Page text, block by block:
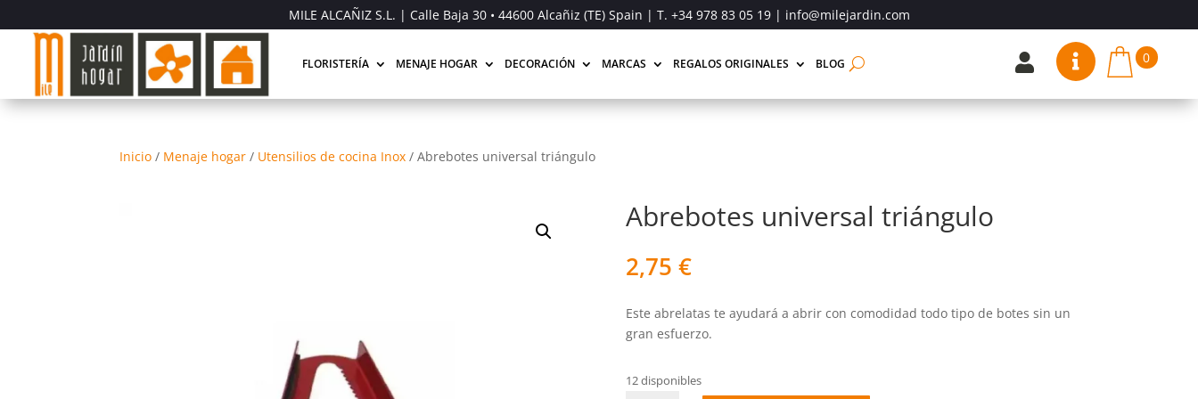
MILE ALCAÑIZ S.L. | Calle Baja 30 • 44600 Alcañiz (TE) Spain | T. +34 978 83 05 19| info@milejardin.com
FLORISTERÍA MENAJE HOGAR DECORACIÓN MARCAS REGALOS ORIGINALES BLOG   0
Inicio / Menaje hogar / Utensilios de cocina Inox /Abrebotes universal triángulo
Abrebotes universal triángulo
2,75 €
Este abrelatas te ayudará a abrir con comodidad todo tipo de botes sin un
gran esfuerzo.
12 disponibles